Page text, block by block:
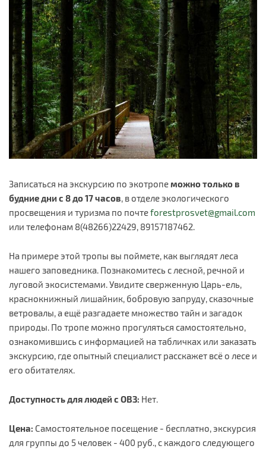
Записаться на экскурсию по экотропеможно только в
будние дни с 8 до 17 часов, в отделе экологического
просвещения и туризма по почтеforestprosvet@gmail.com
или телефонам 8(48266)22429, 89157187462.
На примере этой тропы вы поймете, как выглядят леса
нашего заповедника. Познакомитесь с лесной, речной и
луговой экосистемами. Увидите сверженную Царь-ель,
краснокнижный лишайник, бобровую запруду, сказочные
ветровалы, а ещё разгадаете множество тайн и загадок
природы. По тропе можно прогуляться самостоятельно,
ознакомившись с информацией на табличках или заказать
экскурсию, где опытный специалист расскажет всё о лесе и
его обитателях.
Доступность для людей с ОВЗ: Нет.
Цена: Самостоятельное посещение - бесплатно, экскурсия
для группы до 5 человек - 400 руб., с каждого следующего